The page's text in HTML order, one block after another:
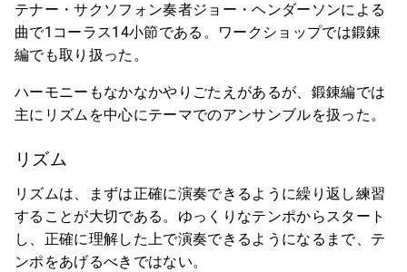
テナー・サクソフォン奏者ジョー・ヘンダーソンによる
曲で1コーラス14小節である。ワークショップでは鍛錬
編でも取り扱った。
ハーモニーもなかなかやりごたえがあるが、鍛錬編では
主にリズムを中心にテーマでのアンサンブルを扱った。
リズム
リズムは、まずは正確に演奏できるように繰り返し練習
することが大切である。ゆっくりなテンポからスタート
し、正確に理解した上で演奏できるようになるまで、テ
ンポをあげるべきではない。